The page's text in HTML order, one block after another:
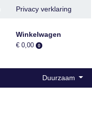
Privacy verklaring
Winkelwagen
€ 0,00 0
Duurzaam